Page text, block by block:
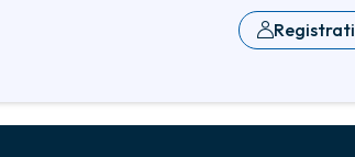
Registrati